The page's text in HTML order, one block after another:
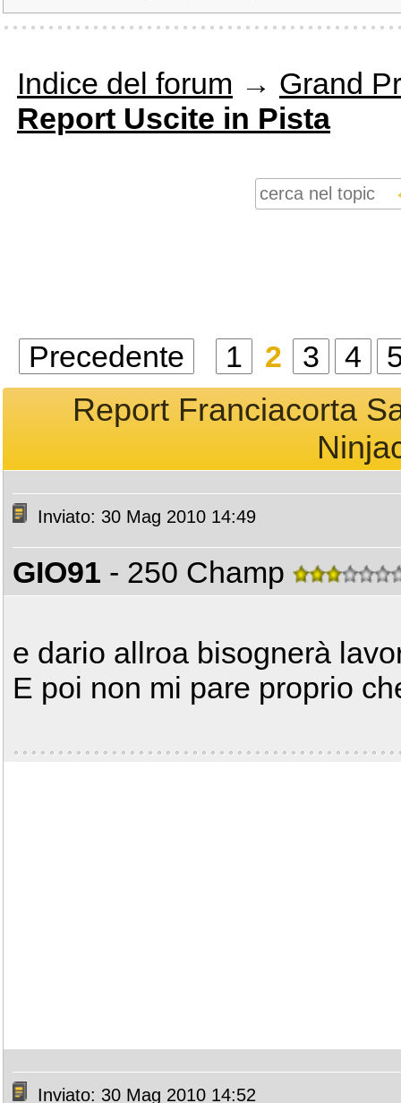
Indice del forum → Grand
Report Uscite in Pista
Precedente 1 2 3 4
Report Franciacorta
Inviato: 30 Mag 2010 14:49
GIO91 - 250 Champ
e dario allroa bisognerà
E poi non mi pare proprio
Inviato: 30 Mag 2010 14:52